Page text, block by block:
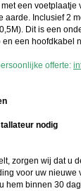
een
Inclusief 2
Dit is een
een hoofdkabel
offerte:
nodig
zorgen wij dat u
voor uw nieuwe
hem binnen 30